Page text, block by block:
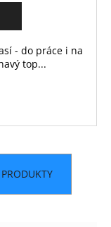
- do práce i na
top...